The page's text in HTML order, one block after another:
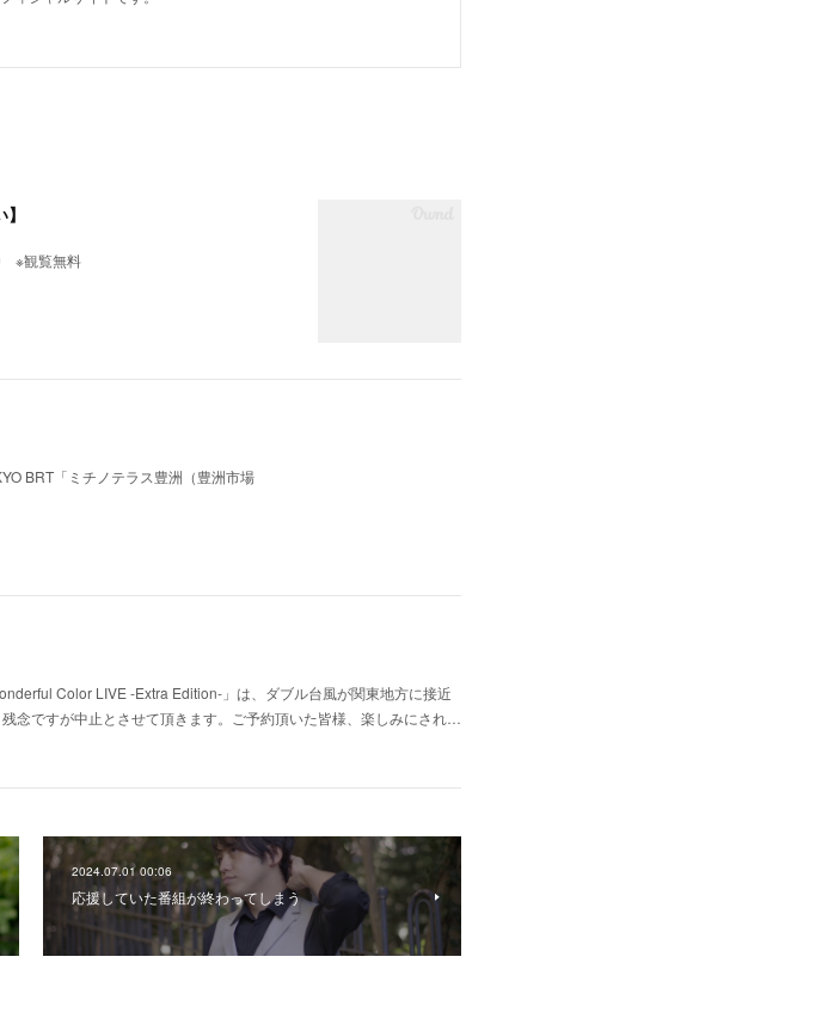
※観覧無料
BRT「ミチノテラス豊洲（豊洲市場
Color LIVE -Extra Edition-」は、ダブル台風が関東地方に接近
念ですが中止とさせて頂きます。ご予約頂いた皆様、楽しみにされ…
2024.07.01 00:06
応援していた番組が終わってしまう